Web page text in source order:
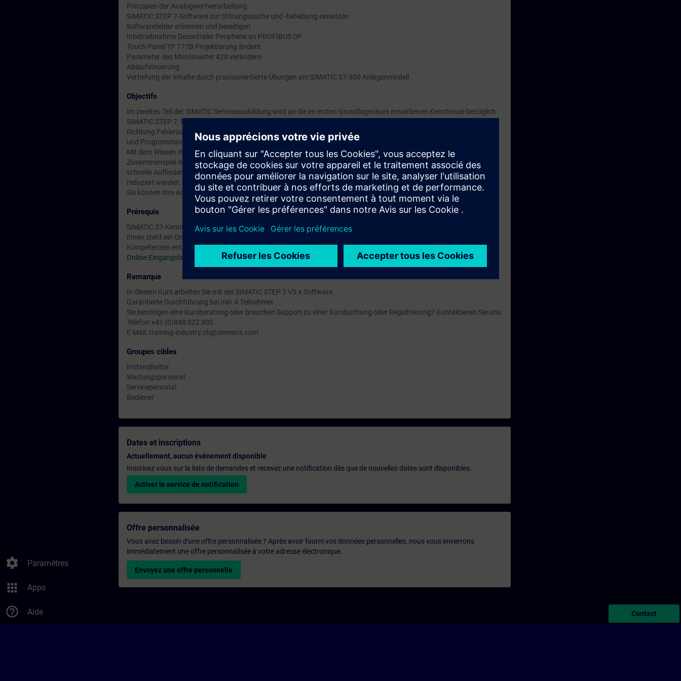
settings Paramètres
apps Apps
help_outline Aide
Prinzipien der Analogwertverarbeitung
SIMATIC STEP 7-Software zur Störungssuche und -behebung einsetzen
Softwarefehler erkennen und beseitigen
Inbetriebnahme Dezentraler Peripherie an PROFIBUS DP
Touch Panel TP 177B Projektierung ändern
Parameter des Micromaster 420 verändern
Ablaufsteuerung
Vertiefung der Inhalte durch praxisorientierte Übungen am SIMATIC S7-300 Anlagenmodell
Objectifs
Im zweiten Teil der SIMATIC Serviceausbildung wird an die im ersten Grundlagenkurs erworbenen Kenntnisse bezüglich
SIMATIC STEP 7, Bedien- und Beobachtungssystem, Antriebskomponenten und PROFIBUS DP angeknüpft und in
Richtung Fehlersuche erweitert. Die Schwerpunkte dieses Kurses liegen auf Störungsbehebung, Software-Fehlersuche
und Programmanpassungen.
Mit dem Wissen die integrierte Fertigungsautomatisierung betrachten Sie Ihre Anlage ganzheitlich und verstehen das
Zusammenspiel der einzelnen Komponenten. So beherrschen Sie nach dem Kurs das gezielte, systematische und
schnelle Auffinden und Beheben von Fehlern. Damit steigern Sie die Produktivität der Maschine, da so Stillstands Zeiten
reduziert werden.
Sie können Ihre Anlage durch kleine Programmänderungen und -erweiterungen an neue Bedingungen anpassen.
Prérequis
SIMATIC S7-Kenntnisse entsprechend ST-SERV1 und praktische Erfahrung in der Anwendung der Kenntnisse.
Ihnen steht ein Online-Eingangstest zur Verfügung, mit dem Sie sicherstellen, dass der von Ihnen gewählte Kurs Ihren
Kompetenzen entspricht.
Online-Eingangstest ST-SERV2 .
Remarque
In diesem Kurs arbeiten Sie mit der SIMATIC STEP 7 V5.x Software.
Garantierte Durchführung bei min.4 Teilnehmer
Sie benötigen eine Kursberatung oder brauchen Support zu einer Kursbuchung oder Registrierung? Kontaktieren Sie uns.
Telefon +41 (0)848 822 800
E-Mail: training-industry.ch@siemens.com
Groupes cibles
Instandhalter
Wartungspersonal
Servicepersonal
Bediener
Dates et inscriptions
Actuellement, aucun événement disponible
Inscrivez-vous sur la liste de demandes et recevez une notification dès que de nouvelles dates sont disponibles.
Activer le service de notification
Offre personnalisée
Vous avez besoin d'une offre personnalisée ? Après avoir fourni vos données personnelles, nous vous enverrons
immédiatement une offre personnalisée à votre adresse électronique.
Envoyez une offre personnelle
Contact